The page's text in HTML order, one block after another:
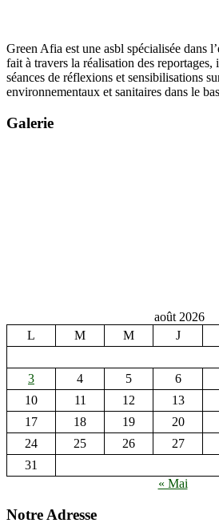
Green Afia est une asbl spécialisée dans
fait à travers la réalisation des reportages,
séances de réflexions et sensibilisations
environnementaux et sanitaires dans le
Galerie
août 2026
L
M M J
3
4 5 6
10
11 12 13
17
18 19 20
24
25 26 27
31
« Mai
Notre Adresse